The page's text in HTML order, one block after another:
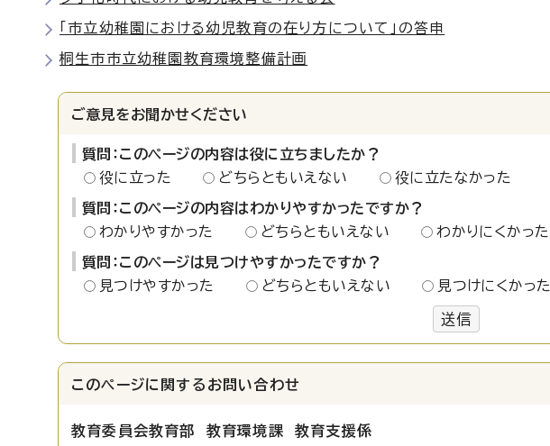
「市立幼稚園における幼児教育の在り方について」の答申
桐生市市立幼稚園教育環境整備計画
ご意見をお聞かせください
質問：このページの内容は役に立ちましたか？
役に立った
どちらともいえない 役に立たなかった
質問：このページの内容はわかりやすかったですか？
わかりやすかった
どちらともいえない わかりにくかった
質問：このページは見つけやすかったですか？
見つけやすかった
どちらともいえない 見つけにくかった
送信
このページに関する お問い合わせ
教育委員会教育部 教育環境課 教育支援係